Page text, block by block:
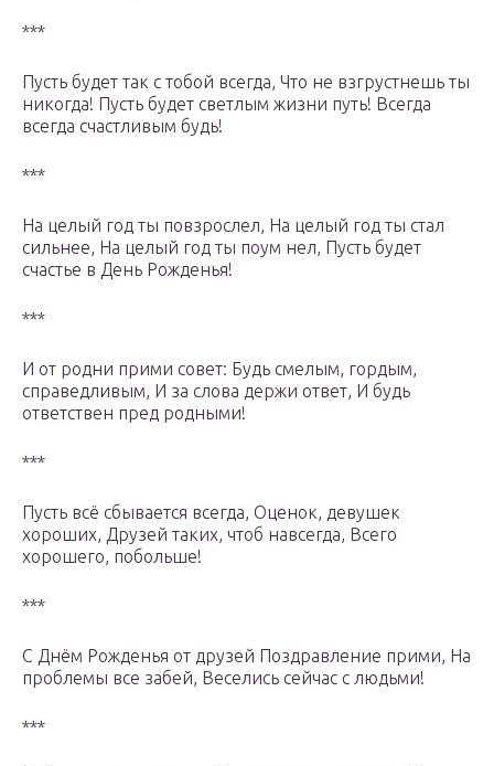
***
Пусть будет так с тобой всегда, Что не взгрустнешь ты
никогда! Пусть будет светлым жизни путь! Всегда
всегда счастливым будь!
***
На целый год ты повзрослел, На целый год ты стал
сильнее, На целый год ты поум нел, Пусть будет
счастье в День Рожденья!
***
И от родни прими совет: Будь смелым, гордым,
справедливым, И за слова держи ответ, И будь
ответствен пред родными!
***
Пусть всё сбывается всегда, Оценок, девушек
хороших, Друзей таких, чтоб навсегда, Всего
хорошего, побольше!
***
С Днём Рожденья от друзей Поздравление прими, На
проблемы все забей, Веселись сейчас с людьми!
***